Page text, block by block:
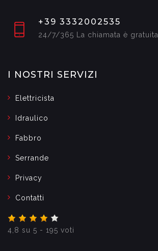
+39 3332002535
24/7/365 La chiamata è gratuita
I NOSTRI SERVIZI
Elettricista
Idraulico
Fabbro
Serrande
Privacy
Contatti
4,8 su 5 - 195 voti